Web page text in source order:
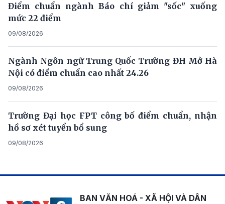
Điểm chuẩn ngành Báo chí giảm "sốc" xuống
mức 22 điểm
09/08/2026
Ngành Ngôn ngữ Trung Quốc Trường ĐH Mở Hà
Nội có điểm chuẩn cao nhất 24.26
09/08/2026
Trường Đại học FPT công bố điểm chuẩn, nhận
hồ sơ xét tuyển bổ sung
09/08/2026
BAN VĂN HOÁ - XÃ HỘI VÀ DÂN